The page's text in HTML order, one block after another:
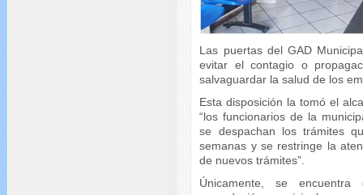
Las puertas del GAD
evitar el contagio o
salvaguardar la salud de los
Esta disposición la tomó el
“los funcionarios de la
se despachan los trámites
semanas y se restringe la
de nuevos trámites”.
Únicamente, se